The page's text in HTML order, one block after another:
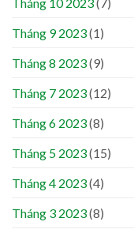
Tháng 9 2023(1)
Tháng 8 2023(9)
Tháng 7 2023(12)
Tháng 6 2023(8)
Tháng 5 2023(15)
Tháng 4 2023(4)
Tháng 3 2023(8)